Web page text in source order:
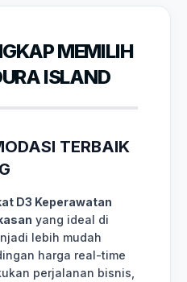
MEMILIH
ISLAND
TERBAIK
D3 Keperawatan
yang ideal di
lebih mudah
harga real-time
perjalanan bisnis,